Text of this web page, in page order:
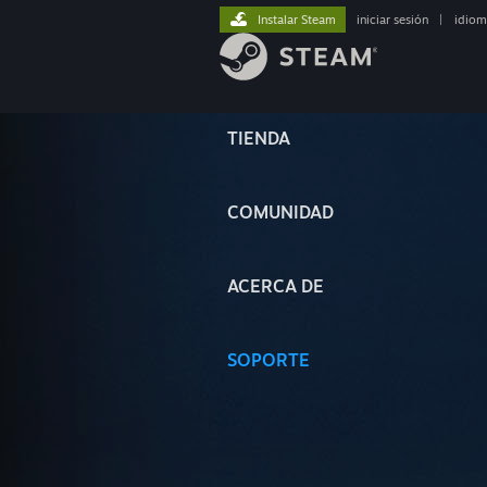
TIENDA
COMUNIDAD
ACERCA DE
SOPORTE
Instalar Steam iniciar sesión